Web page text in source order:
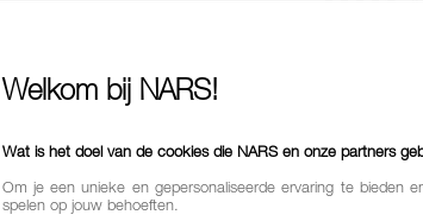
Finish
Dekking
Welkom bij NARS!
Wat is het doel van de cookies die NARS en onze partners
Om je een unieke en gepersonaliseerde ervaring te bieden
spelen op jouw behoeften.